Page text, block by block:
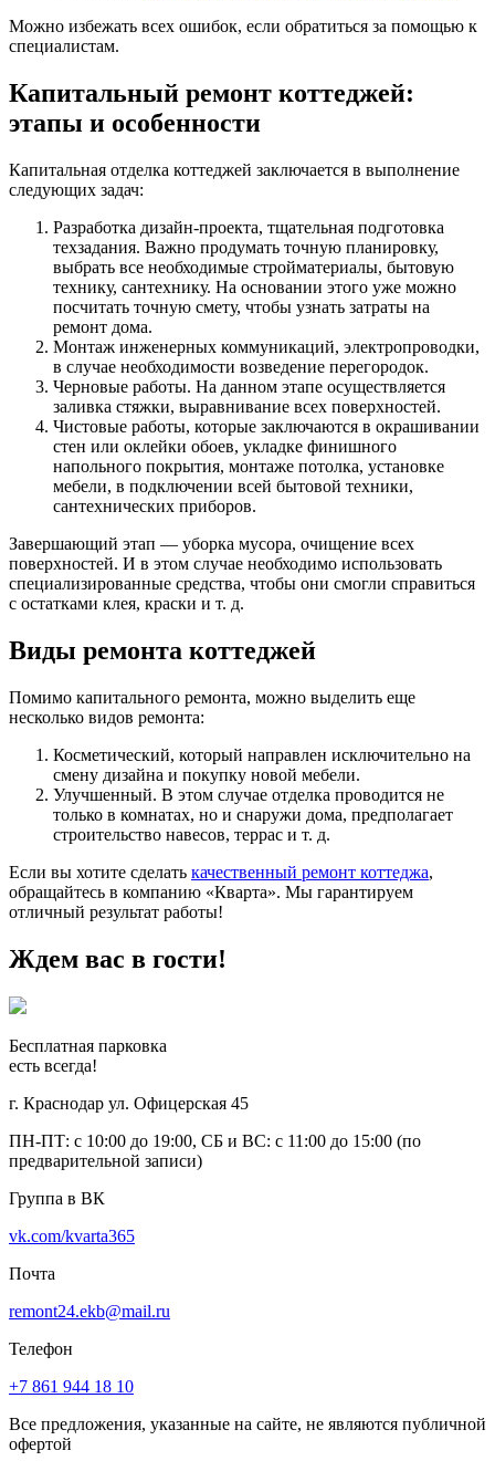
Можно избежать всех ошибок, если обратиться за помощью к
специалистам.
Капитальный ремонт коттеджей:
этапы и особенности
Капитальная отделка коттеджей заключается в выполнение
следующих задач:
Разработка дизайн-проекта, тщательная подготовка
техзадания. Важно продумать точную планировку,
выбрать все необходимые стройматериалы, бытовую
технику, сантехнику. На основании этого уже можно
посчитать точную смету, чтобы узнать затраты на
ремонт дома.
Монтаж инженерных коммуникаций, электропроводки,
в случае необходимости возведение перегородок.
Черновые работы. На данном этапе осуществляется
заливка стяжки, выравнивание всех поверхностей.
Чистовые работы, которые заключаются в окрашивании
стен или оклейки обоев, укладке финишного
напольного покрытия, монтаже потолка, установке
мебели, в подключении всей бытовой техники,
сантехнических приборов.
Завершающий этап — уборка мусора, очищение всех
поверхностей. И в этом случае необходимо использовать
специализированные средства, чтобы они смогли справиться
с остатками клея, краски и т. д.
Виды ремонта коттеджей
Помимо капитального ремонта, можно выделить еще
несколько видов ремонта:
Косметический, который направлен исключительно на
смену дизайна и покупку новой мебели.
Улучшенный. В этом случае отделка проводится не
только в комнатах, но и снаружи дома, предполагает
строительство навесов, террас и т. д.
Если вы хотите сделать качественный ремонт коттеджа,
обращайтесь в компанию «Кварта». Мы гарантируем
отличный результат работы!
Ждем вас в гости!
Бесплатная парковка
есть всегда!
г. Краснодар ул. Офицерская 45
ПН-ПТ: с 10:00 до 19:00, СБ и ВС: с 11:00 до 15:00 (по
предварительной записи)
Группа в ВК
vk.com/kvarta365
Почта
remont24.ekb@mail.ru
Телефон
+7 861 944 18 10
Все предложения, указанные на сайте, не являются публичной
офертой